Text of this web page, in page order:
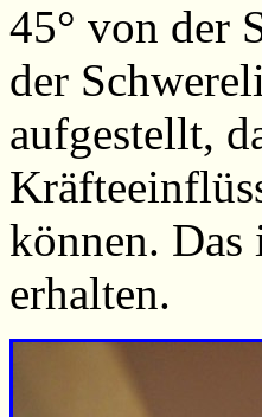
45° von der
der
aufgestellt,
können. Das
erhalten.